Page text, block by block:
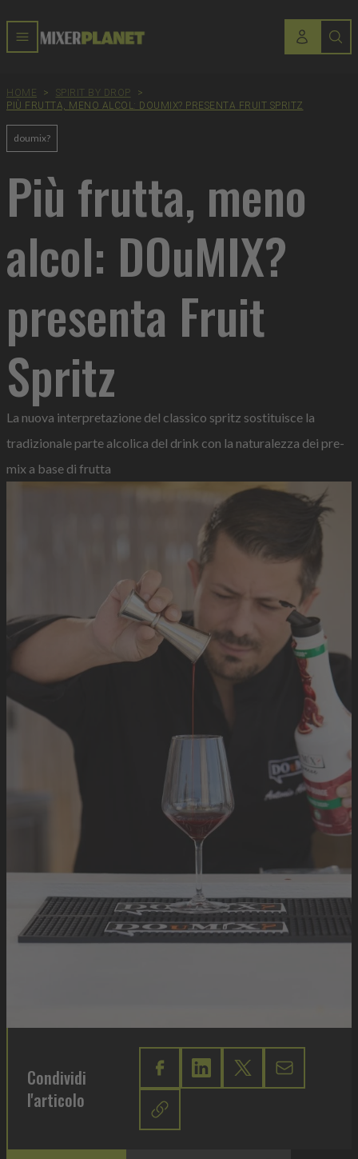
HOME > SPIRIT BY DROP
>
PIÙ FRUTTA, MENO ALCOL: DOUMIX? PRESENTA FRUIT SPRITZ
doumix?
Più frutta, meno
alcol: DOuMIX?
presenta Fruit
Spritz
La nuova interpretazione del classico spritz sostituisce la
tradizionale parte alcolica del drink con la naturalezza dei pre-
mix a base di frutta
Condividi
l'articolo